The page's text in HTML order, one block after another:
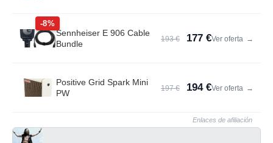
-8%
Sennheiser E 906 Cable
Bundle
193 € 177 €Ver oferta →
Positive Grid Spark Mini
PW
197 € 194 €Ver oferta →
Enlaces de afiliación